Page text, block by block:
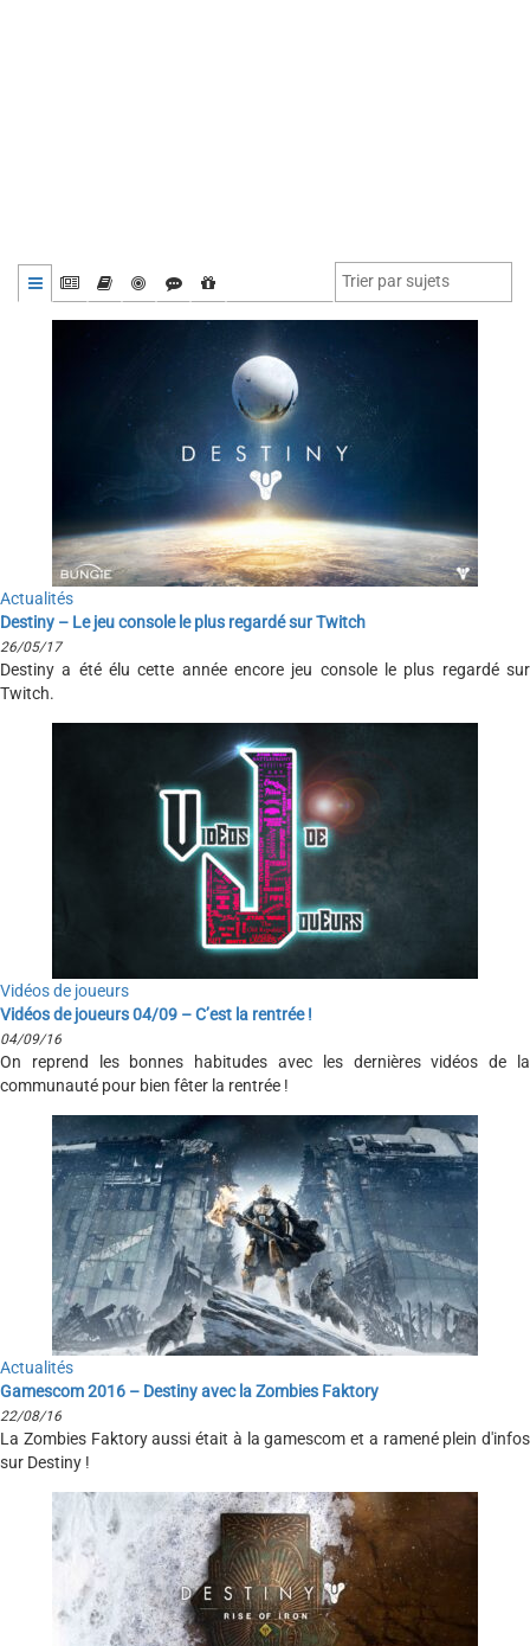
Actualités
Destiny – Le jeu console le plus regardé sur Twitch
26/05/17
Destiny a été élu cette année encore jeu console le plus regardé sur
Twitch.
Vidéos de joueurs
Vidéos de joueurs 04/09 – C’est la rentrée !
04/09/16
On reprend les bonnes habitudes avec les dernières vidéos de la
communauté pour bien fêter la rentrée !
Actualités
Gamescom 2016 – Destiny avec la Zombies Faktory
22/08/16
La Zombies Faktory aussi était à la gamescom et a ramené plein d'infos
sur Destiny !